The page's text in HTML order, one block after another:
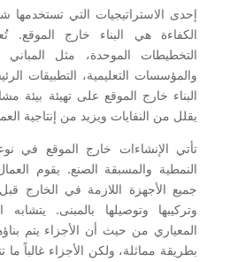
إحدى الاستراتيجيات التي تستخدمها
الكفاءة هي البناء خارج الموقع.
التخطيطات الموحدة، مثل المباني
والمؤسسات التعليمية، التطبيقات
البناء خارج الموقع على تهيئة بيئة
يقلل من النفايات ويزيد من إنتاجية
تأتي الإنشاءات خارج الموقع في
النمطية والمسبقة الصنع. يقوم
جميع الأجهزة اللازمة في الخارج
وتركيبها وتوصيلها بالمبنى. يتشابه
المعياري من حيث أن الأجزاء يتم
بطريقة مماثلة، ولكن الأجزاء غالباً